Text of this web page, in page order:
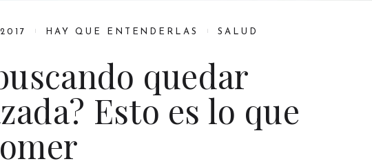
HAY QUE ENTENDERLAS SALUD
quedar
Esto es lo que